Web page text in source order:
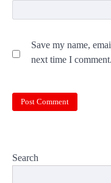
Save my name,
next time I comment.
Search